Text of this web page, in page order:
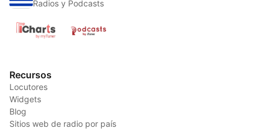
Radios y Podcasts
Recursos
Locutores
Widgets
Blog
Sitios web de radio por país